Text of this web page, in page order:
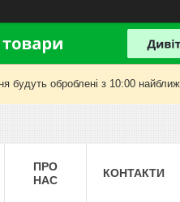
будуть оброблені з 10:00
ПРО
НАС
КОНТАКТИ